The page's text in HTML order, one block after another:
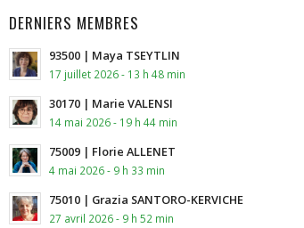
DERNIERS MEMBRES
93500 | Maya TSEYTLIN
17 juillet 2026 - 13 h 48 min
30170 | Marie VALENSI
14 mai 2026 - 19 h 44 min
75009 | Florie ALLENET
4 mai 2026 - 9 h 33 min
75010 | Grazia SANTORO-KERVICHE
27 avril 2026 - 9 h 52 min